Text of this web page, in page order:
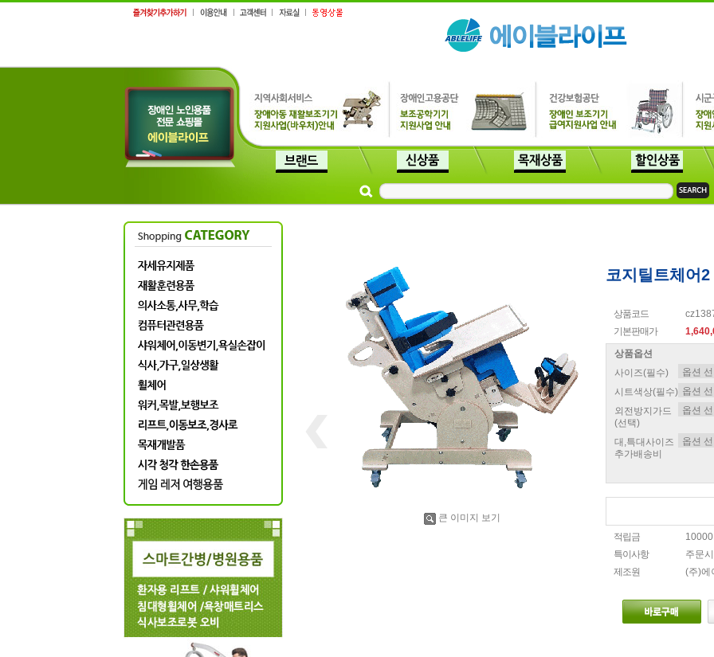
큰 이미지 보기
코지틸트체어2
상품코드
기본판매가
상품옵션
사이즈(필수)
시트색상(필수)
외전방지가드
(선택)
대,특대사이즈
추가배송비
적립금
특이사항
주문
제조원
(주)에